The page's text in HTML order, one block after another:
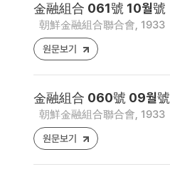
金融組合 061號 10월號
朝鮮金融組合聯合會, 1933
원문보기
金融組合 060號 09월號
朝鮮金融組合聯合會, 1933
원문보기